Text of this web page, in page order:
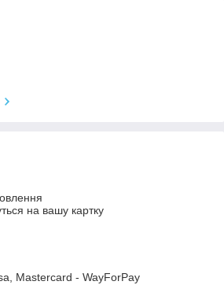
на вашу картку
Mastercard - WayForPay